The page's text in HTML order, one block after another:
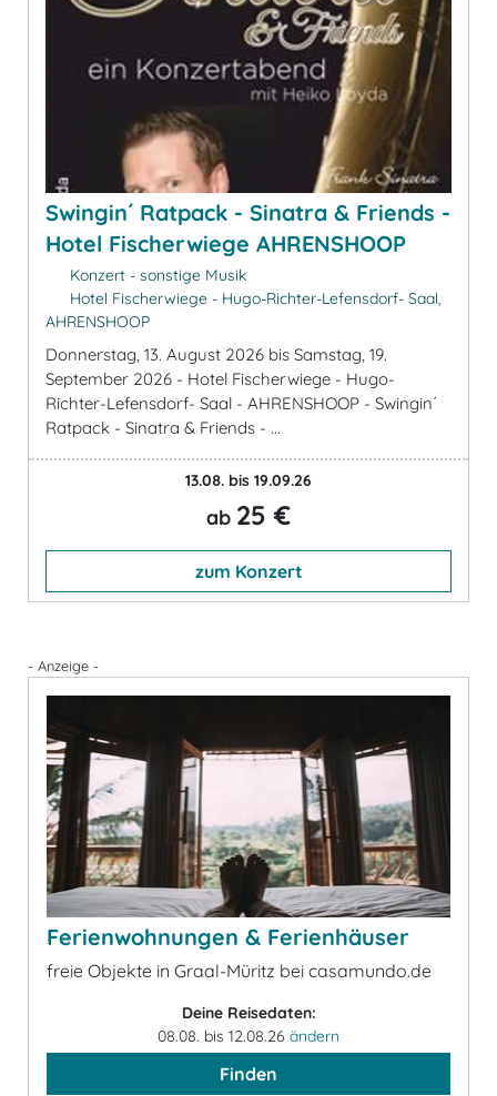
Swingin´ Ratpack - Sinatra & Friends -
Hotel Fischerwiege AHRENSHOOP
Konzert - sonstige Musik
Hotel Fischerwiege - Hugo-Richter-Lefensdorf- Saal,
AHRENSHOOP
Donnerstag, 13. August 2026 bis Samstag, 19.
September 2026 - Hotel Fischerwiege - Hugo-
Richter-Lefensdorf- Saal - AHRENSHOOP - Swingin´
Ratpack - Sinatra & Friends - ...
13.08. bis 19.09.26
ab 25 €
zum Konzert
- Anzeige -
Ferienwohnungen & Ferienhäuser
freie Objekte in Graal-Müritz bei casamundo.de
Deine Reisedaten:
08.08. bis 12.08.26 ändern
Finden